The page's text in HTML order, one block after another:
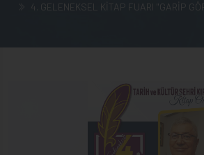
4. GELENEKSEL KİTAP FUARI "GARİP